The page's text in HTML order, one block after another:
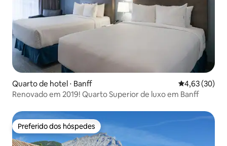
Quarto de hotel ⋅ Banff 4,63 de uma
4,63 (30)
Renovado em 2019! Quarto Superior de luxo em Banff
Preferido dos hóspedes
Preferido dos hóspedes